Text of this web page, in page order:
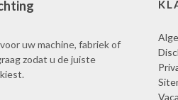
uw machine, fabriek of
zodat u de juiste